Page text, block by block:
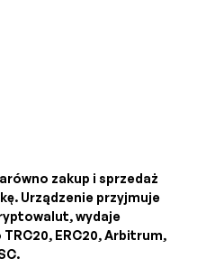
zakup i sprzedaż
Urządzenie przyjmuje
wydaje
ERC20, Arbitrum,